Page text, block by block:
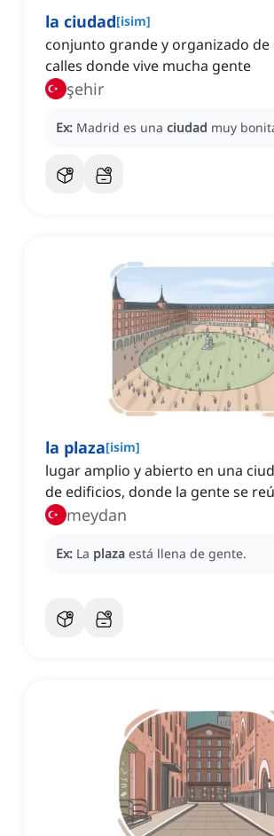
la ciudad[isim]
conjunto grande y organizado de
calles donde vive mucha gente
şehir
Ex: Madrid es una ciudad muy
la plaza[isim]
lugar amplio y abierto en una
de edificios, donde la gente se
meydan
Ex: La plaza está llena de gente.